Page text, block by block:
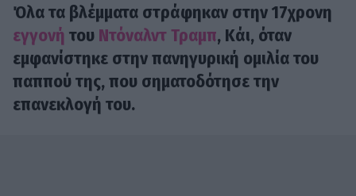
Όλα τα βλέμματα στράφηκαν στην 17χρονη
εγγονή του Ντόναλντ Τραμπ, Κάι, όταν
εμφανίστηκε στην πανηγυρική ομιλία του
παππού της, που σηματοδότησε την
επανεκλογή του.